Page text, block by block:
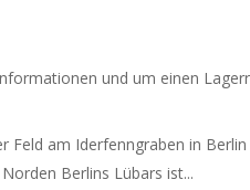
und um einen
Feld am Iderfenngraben in
Berlins Lübars ist...